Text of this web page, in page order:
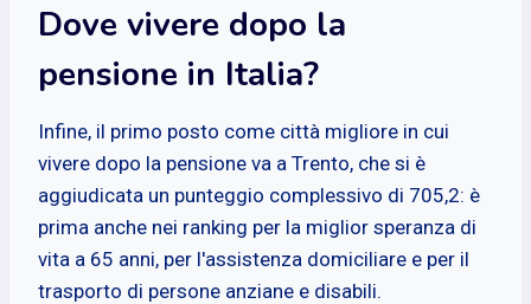
Dove vivere dopo la
pensione in Italia?
Infine, il primo posto come città migliore in cui
vivere dopo la pensione va a Trento, che si è
aggiudicata un punteggio complessivo di 705,2: è
prima anche nei ranking per la miglior speranza di
vita a 65 anni, per l'assistenza domiciliare e per il
trasporto di persone anziane e disabili.